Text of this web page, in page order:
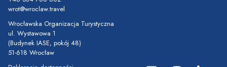
wrot@wroclaw.travel
Wrocławska Organizacja Turystyczna
ul. Wystawowa 1
(Budynek IASE, pokój 48)
51-618 Wrocław